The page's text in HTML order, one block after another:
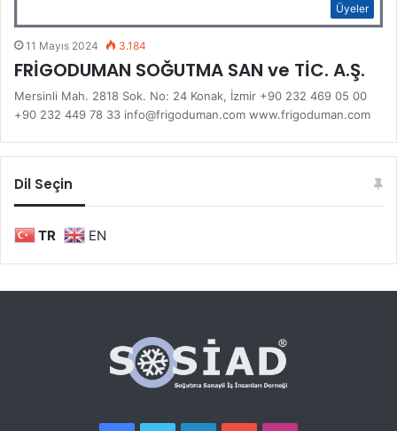
Üyeler
11 Mayıs 2024 3.184
FRİGODUMAN SOĞUTMA SAN ve TİC. A.Ş.
Mersinli Mah. 2818 Sok. No: 24 Konak, İzmir +90 232 469 05 00
+90 232 449 78 33 info@frigoduman.com www.frigoduman.com
Dil Seçin
TR EN